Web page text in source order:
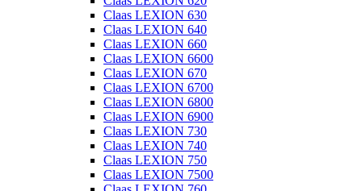
Claas LEXION 630
Claas LEXION 640
Claas LEXION 660
Claas LEXION 6600
Claas LEXION 670
Claas LEXION 6700
Claas LEXION 6800
Claas LEXION 6900
Claas LEXION 730
Claas LEXION 740
Claas LEXION 750
Claas LEXION 7500